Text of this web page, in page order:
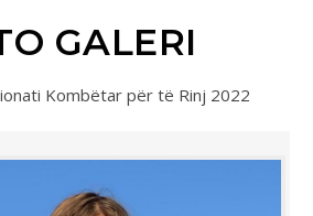
GALERI
Kombëtar për të Rinj 2022